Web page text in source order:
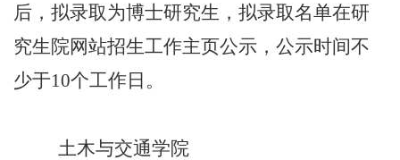
后，拟录取为博士研究生，拟录取名单在研
究生院网站招生工作主页公示，公示时间不
少于10个工作日。
土木与交通学院